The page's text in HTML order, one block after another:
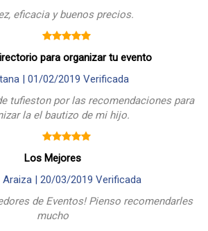
eficacia y buenos precios.
para organizar tu evento
| 01/02/2019 Verificada
tufieston por las recomendaciones para
la el bautizo de mi hijo.
Los Mejores
| 20/03/2019 Verificada
de Eventos! Pienso recomendarles
mucho